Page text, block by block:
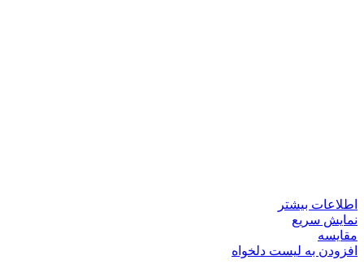
اطلاعات بیشتر
نمایش سریع
مقایسه
افزودن به لیست دلخواه